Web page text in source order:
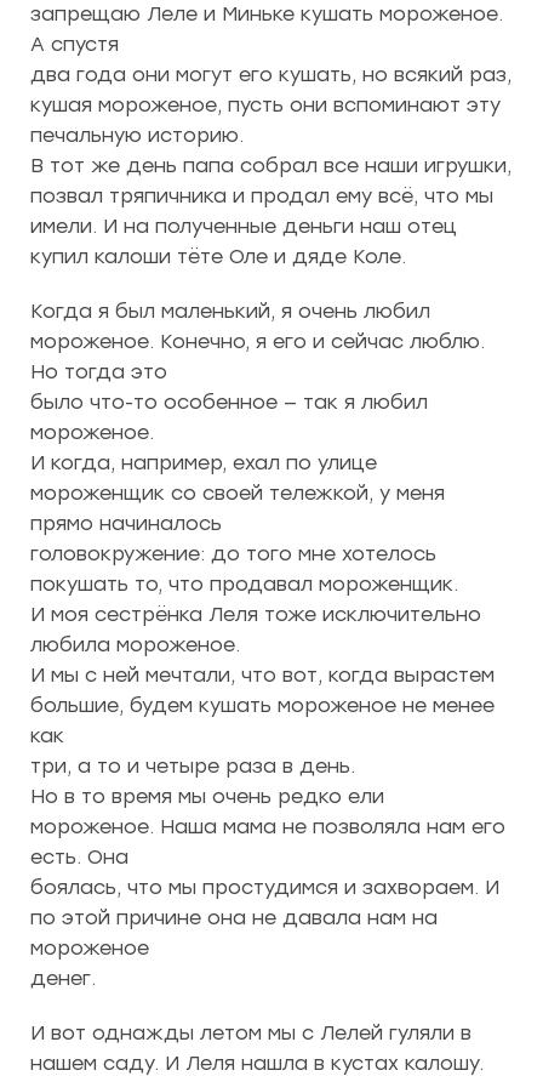
запрещаю Леле и Миньке кушать мороженое.
А спустя
два года они могут его кушать, но всякий раз,
кушая мороженое, пусть они вспоминают эту
печальную историю.
В тот же день папа собрал все наши игрушки,
позвал тряпичника и продал ему всё, что мы
имели. И на полученные деньги наш отец
купил калоши тёте Оле и дяде Коле.
Когда я был маленький, я очень любил
мороженое. Конечно, я его и сейчас люблю.
Но тогда это
было что-то особенное — так я любил
мороженое.
И когда, например, ехал по улице
мороженщик со своей тележкой, у меня
прямо начиналось
головокружение: до того мне хотелось
покушать то, что продавал мороженщик.
И моя сестрёнка Леля тоже исключительно
любила мороженое.
И мы с ней мечтали, что вот, когда вырастем
большие, будем кушать мороженое не менее
как
три, а то и четыре раза в день.
Но в то время мы очень редко ели
мороженое. Наша мама не позволяла нам его
есть. Она
боялась, что мы простудимся и захвораем. И
по этой причине она не давала нам на
мороженое
денег.
И вот однажды летом мы с Лелей гуляли в
нашем саду. И Леля нашла в кустах калошу.